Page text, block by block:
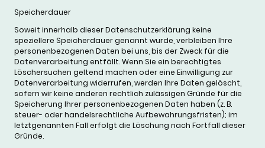
Speicherdauer
Soweit innerhalb dieser Datenschutzerklärung keine
speziellere Speicherdauer genannt wurde, verbleiben Ihre
personenbezogenen Daten bei uns, bis der Zweck für die
Datenverarbeitung entfällt. Wenn Sie ein berechtigtes
Löschersuchen geltend machen oder eine Einwilligung zur
Datenverarbeitung widerrufen, werden Ihre Daten gelöscht,
sofern wir keine anderen rechtlich zulässigen Gründe für die
Speicherung Ihrer personenbezogenen Daten haben (z. B.
steuer- oder handelsrechtliche Aufbewahrungsfristen); im
letztgenannten Fall erfolgt die Löschung nach Fortfall dieser
Gründe.